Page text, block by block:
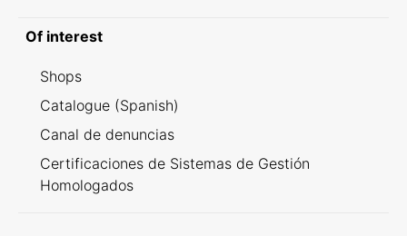
Of interest
Shops
Catalogue (Spanish)
Canal de denuncias
Certificaciones de Sistemas de Gestión
Homologados